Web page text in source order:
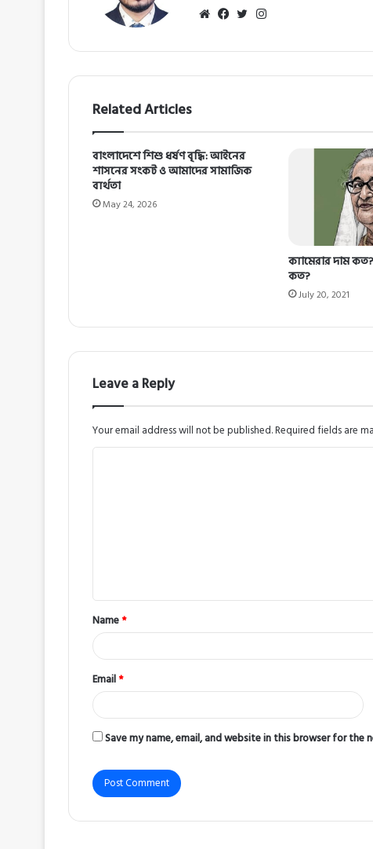
Website
Facebook
Twitter
Related Articles
বাংলাদেশে শিশু ধর্ষণ বৃদ্ধি: আইনের
শাসনের সংকট ও আমাদের সামাজিক
ব্যর্থতা
May 24, 2026
ক্যামেরার দাম
কত?
July 20, 2021
Leave a Reply
Your email address will not be published.Required fields are
t
*
Name*
Email*
Save my name, email, and website in this browser for the